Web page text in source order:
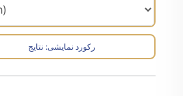
نتایج :رکورد نمایشی